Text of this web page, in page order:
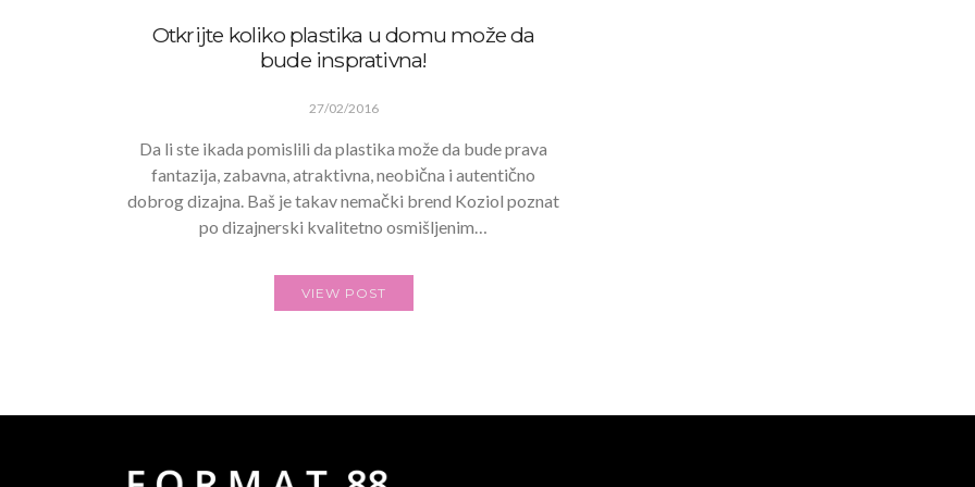
Otkrijte koliko plastika u domu može da
bude insprativna!
27/02/2016
Da li ste ikada pomislili da plastika može da bude prava
fantazija, zabavna, atraktivna, neobična i autentično
dobrog dizajna. Baš je takav nemački brend Koziol poznat
po dizajnerski kvalitetno osmišljenim…
VIEW POST